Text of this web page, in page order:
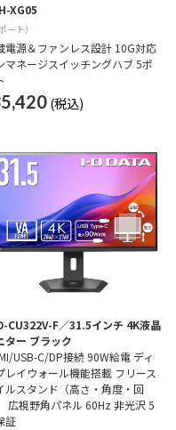
XG05
ート）
電源＆ファンレス設計 10G対応
マネージスイッチングハブ 5ポ
CU322V-F／31.5インチ 4K液晶
ター ブラック
USB-C/DP接続 90W給電 ディ
レイウォール機能搭載 フリース
ルスタンド（高さ・角度・回
広視野角パネル 60Hz 非光沢 5
証